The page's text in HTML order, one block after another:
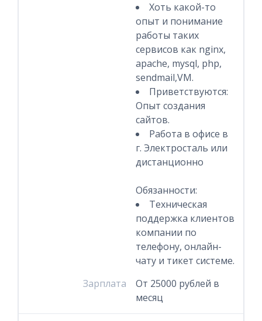
Хоть какой-то
опыт и понимание
работы таких
сервисов как nginx,
apache, mysql, php,
sendmail,VM.
Приветствуются:
Опыт создания
сайтов.
Работа в офисе в
г. Электросталь или
дистанционно
Обязанности:
Техническая
поддержка клиентов
компании по
телефону, онлайн-
чату и тикет системе.
Зарплата
От 25000 рублей в
месяц